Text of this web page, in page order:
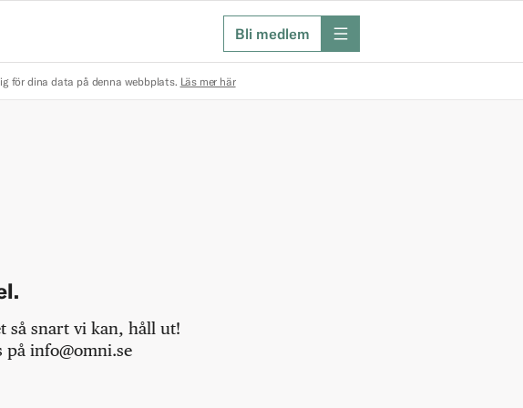
Bli medlem meny
för dina data på denna webbplats. Läs mer här
så snart vi kan, håll ut!
info@omni.se